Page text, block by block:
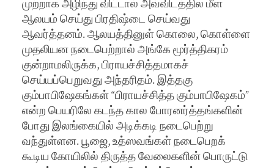
முற்றாக அழிந்து விட்டால் அவ்விடத்தில் மீள
ஆலயம் செய்து பிரதிஷ்டை செய்வது
ஆவர்த்தனம். ஆலயத்தினுள் கொலை, கொள்ளை
முதலியன நடைபெற்றால் அங்கே மூர்த்திகரம்
குன்றாமலிருக்க, பிராயச்சித்தமாகச்
செய்யப்பெறுவது அந்தரிதம். இத்தகு
கும்பாபிஷேகங்கள் “பிராயச்சித்த கும்பாபிஷேகம்”
என்ற பெயரிலே கடந்த கால போரனர்த்தங்களின்
போது இலங்கையில் அடிக்கடி நடைபெற்று
வந்துள்ளன. பூஜை, உத்ஸவங்கள் நடைபெறக்
கூடிய கோயிலில் திருத்த வேலைகளின் பொருட்டு